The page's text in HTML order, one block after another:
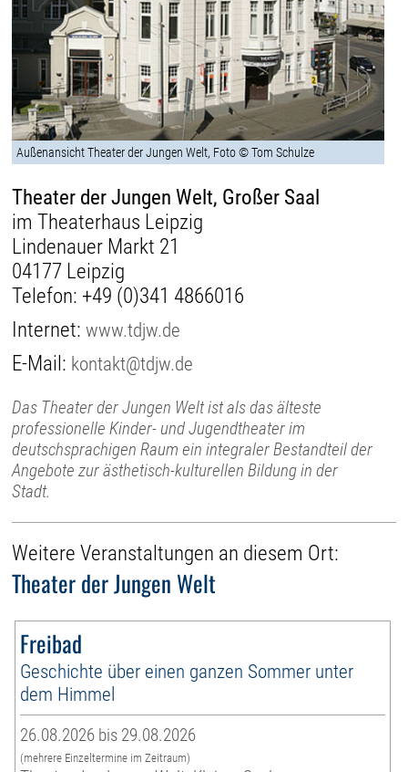
Außenansicht Theater der Jungen Welt, Foto © Tom Schulze
Theater der Jungen Welt, Großer Saal
im Theaterhaus Leipzig
Lindenauer Markt 21
04177 Leipzig
Telefon: +49 (0)341 4866016
Internet:www.tdjw.de
E-Mail: kontakt@tdjw.de
Das Theater der Jungen Welt ist als das älteste
professionelle Kinder- und Jugendtheater im
deutschsprachigen Raum ein integraler Bestandteil der
Angebote zur ästhetisch-kulturellen Bildung in der
Stadt.
Weitere Veranstaltungen an diesem Ort:
Theater der Jungen Welt
Freibad
Geschichte über einen ganzen Sommer unter
dem Himmel
26.08.2026 bis 29.08.2026
(mehrere Einzeltermine im Zeitraum)